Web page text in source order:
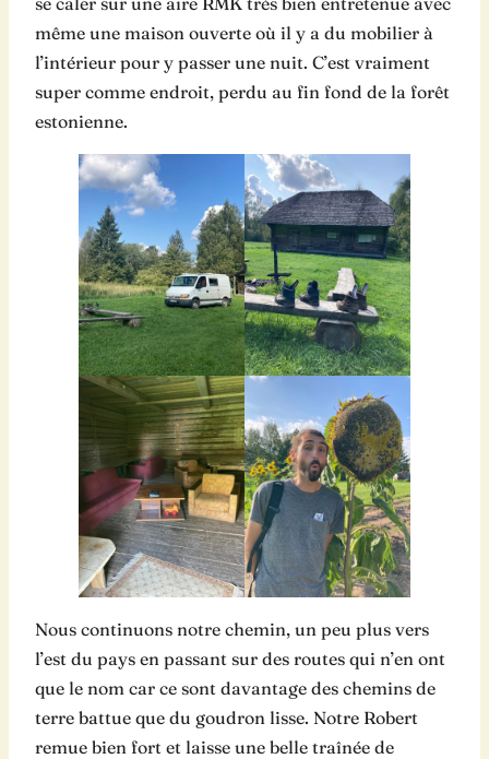
même une maison ouverte où il y a du mobilier à
l’intérieur pour y passer une nuit. C’est vraiment
super comme endroit, perdu au fin fond de la forêt
estonienne.
Nous continuons notre chemin, un peu plus vers
l’est du pays en passant sur des routes qui n’en ont
que le nom car ce sont davantage des chemins de
terre battue que du goudron lisse. Notre Robert
remue bien fort et laisse une belle traînée de